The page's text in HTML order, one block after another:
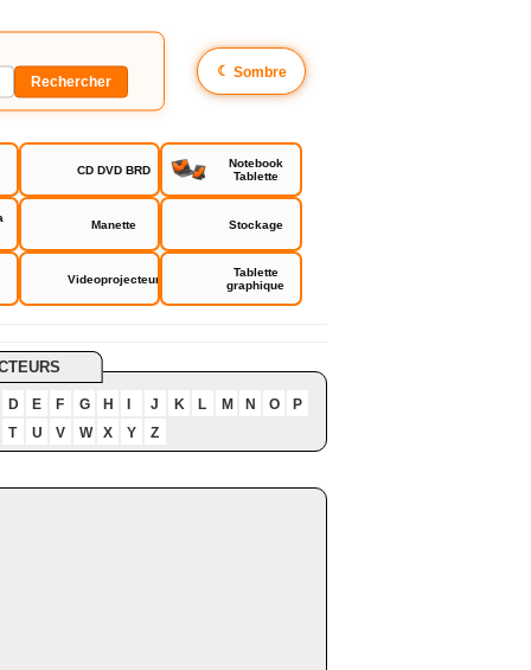
☾ Sombre
CD DVD BRD
Notebook
Tablette
Manette Stockage
Videoprojecteur
Tablette
graphique
D E F G H J K L M N O
P
T
U V W X Y Z